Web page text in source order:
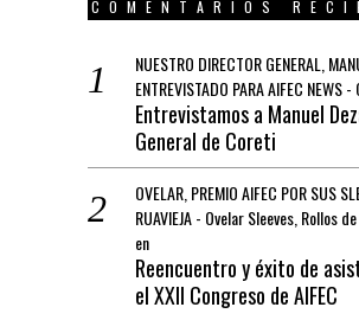
COMENTARIOS
NUESTRO DIRECTOR GENERAL,
ENTREVISTADO PARA AIFEC NEWS
Entrevistamos a Manuel
General de Coreti
OVELAR, PREMIO AIFEC POR SUS
RUAVIEJA - Ovelar Sleeves, Rollos
en
Reencuentro y éxito de
el XXII Congreso de AIFEC